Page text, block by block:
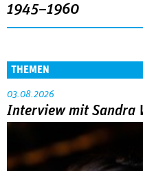
1945–1960
THEMEN
03.08.2026
Interview mit Sandra